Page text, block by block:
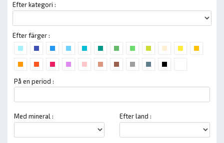
Efter kategori :
Efter färger :
På en period :
Med mineral : Efter land :